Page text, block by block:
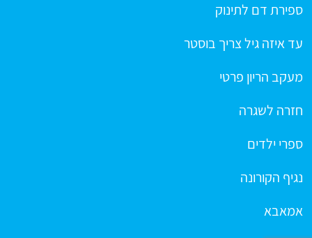
ספירת דם לתינוק
עד איזה גיל צריך בוסטר
מעקב הריון פרטי
חזרה לשגרה
ספרי ילדים
נגיף הקורונה
אמאבא